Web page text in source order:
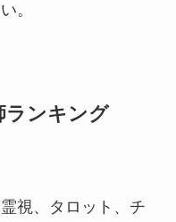
。
ランキング
視、タロット、チ